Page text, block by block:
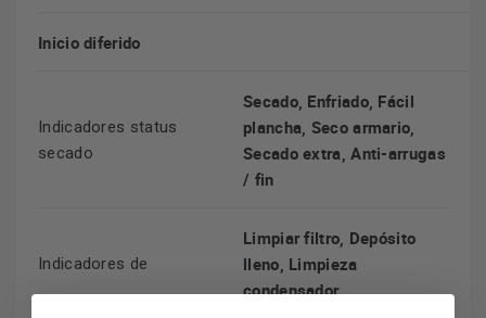
Inicio diferido
Indicadores status
secado
Secado, Enfriado, Fácil
plancha, Seco armario,
Secado extra, Anti-arrugas
/ fin
Indicadores de
Limpiar filtro, Depósito
lleno, Limpieza
condensador